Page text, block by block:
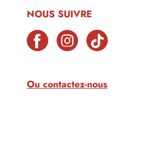
NOUS SUIVRE
Ou contactez-nous